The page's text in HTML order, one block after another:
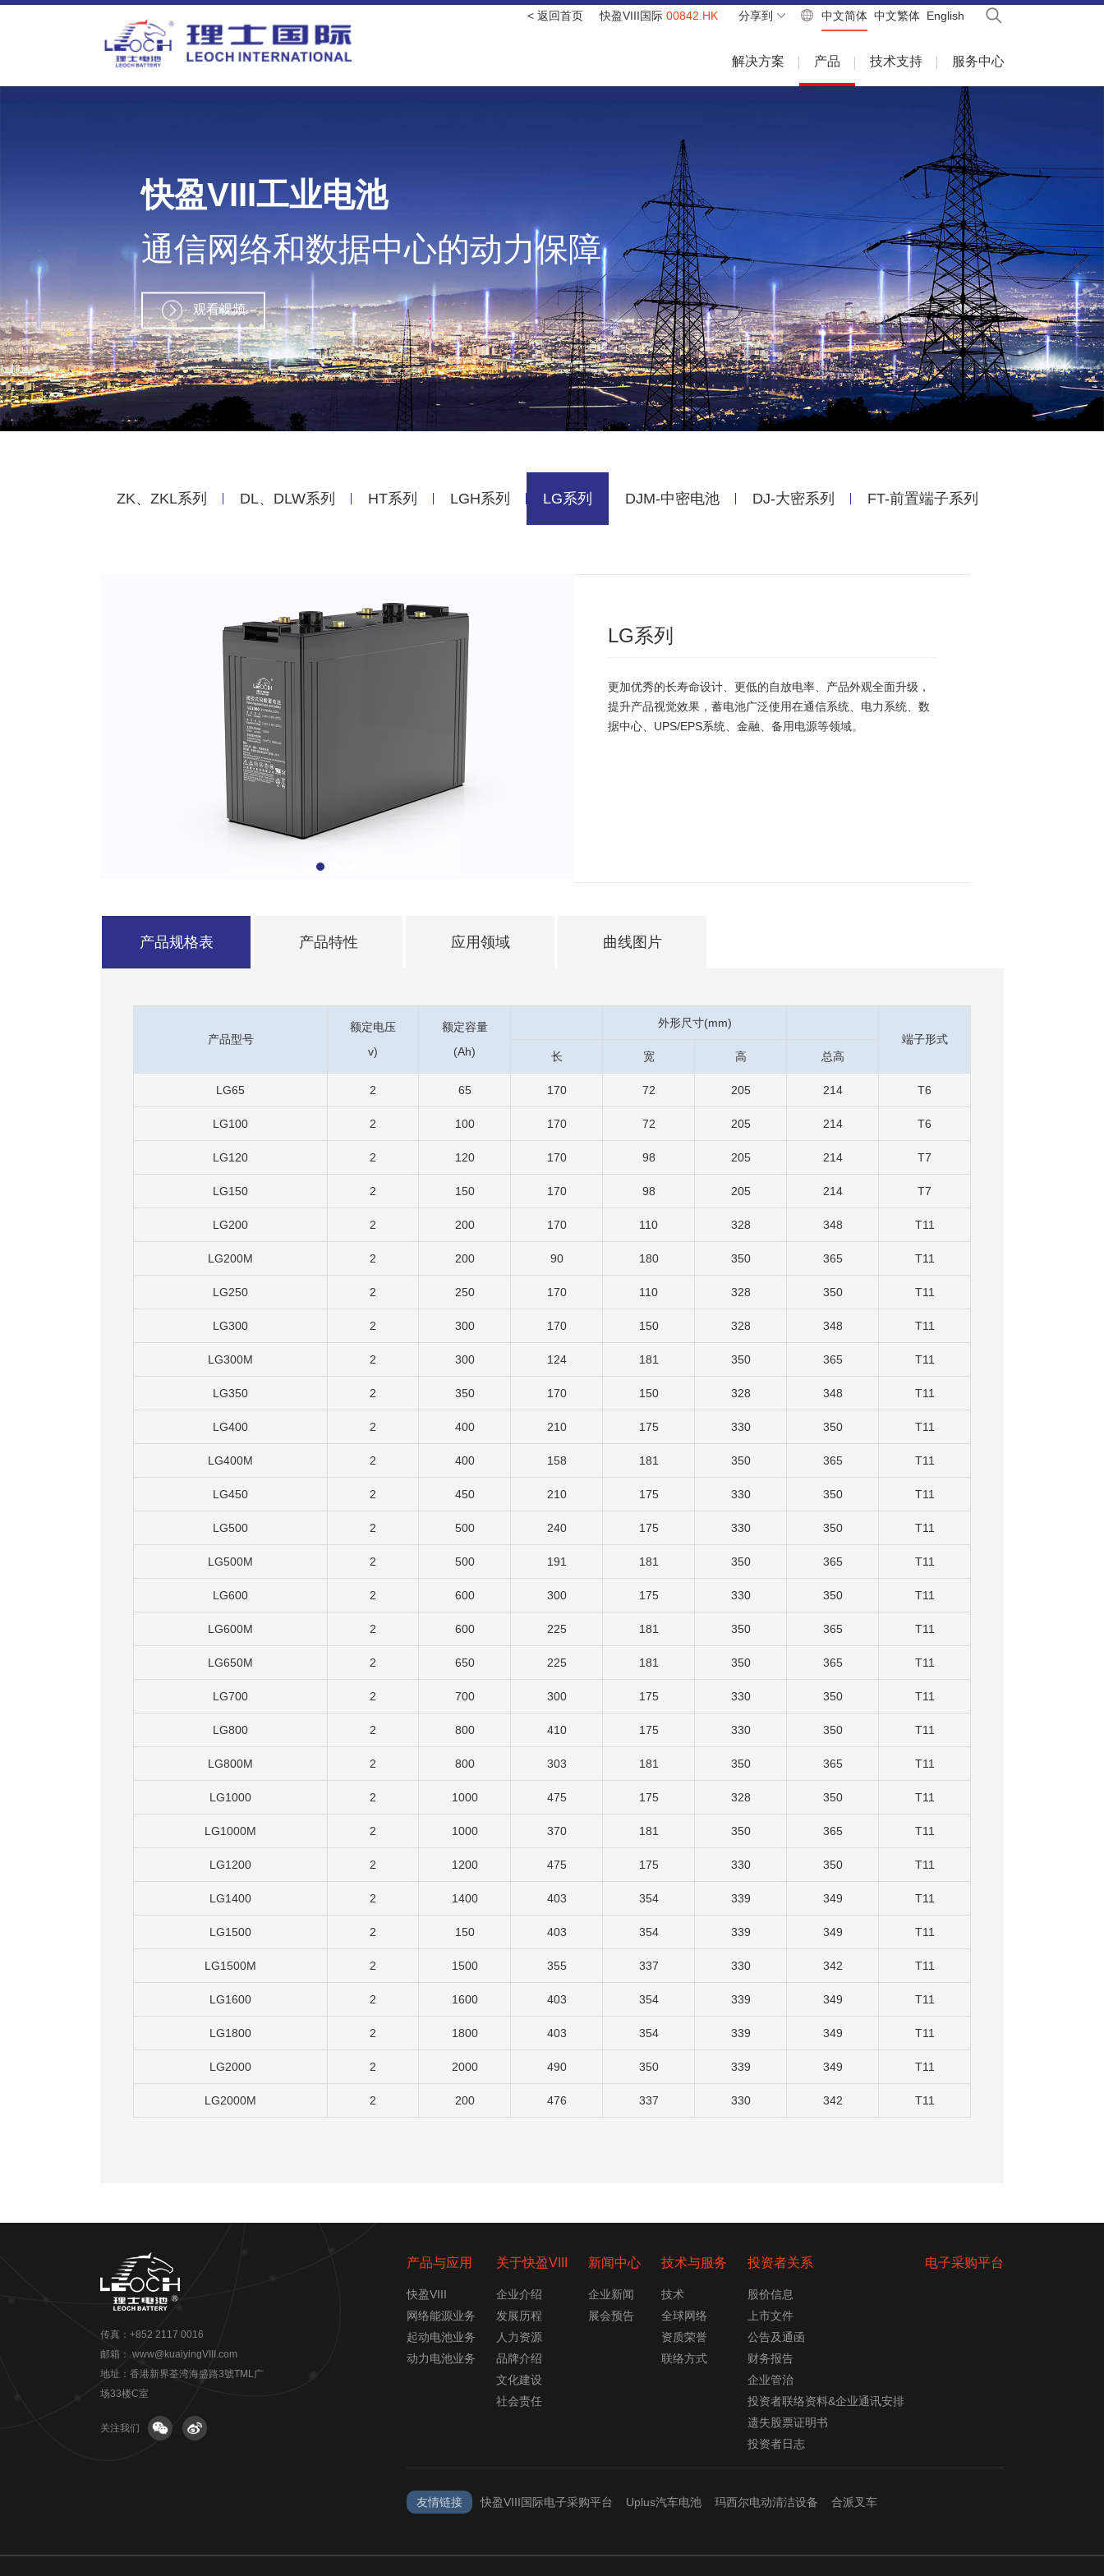
< 返回首页 快盈VIII国际 00842.HK 分享到 中文简体 中文繁体 English
解决方案 产品 技术支持 服务中心
快盈VIII工业电池
通信网络和数据中心的动力保障
观看视频
ZK、ZKL系列 DL、DLW系列 HT系列 LGH系列 LG系列 DJM-中密电池 DJ-大密系列 FT-前置端子系列
LG系列
更加优秀的长寿命设计、更低的自放电率、产品外观全面升级，
提升产品视觉效果，蓄电池广泛使用在通信系统、电力系统、数
据中心、UPS/EPS系统、金融、备用电源等领域。
产品规格表 产品特性 应用领域 曲线图片
产品型号
额定电压
v)
额定容量
(Ah)
外形尺寸(mm)
端子形式
长
宽 高 总高
LG65 2 65 170 72 205 214 T6
LG100 2 100 170 72 205 214 T6
LG120 2 120 170 98 205 214 T7
LG150 2 150 170 98 205 214 T7
LG200 2 200 170 110 328 348 T11
LG200M 2 200 90 180 350 365 T11
LG250 2 250 170 110 328 350 T11
LG300 2 300 170 150 328 348 T11
LG300M 2 300 124 181 350 365 T11
LG350 2 350 170 150 328 348 T11
LG400 2 400 210 175 330 350 T11
LG400M 2 400 158 181 350 365 T11
LG450 2 450 210 175 330 350 T11
LG500 2 500 240 175 330 350 T11
LG500M 2 500 191 181 350 365 T11
LG600 2 600 300 175 330 350 T11
LG600M 2 600 225 181 350 365 T11
LG650M 2 650 225 181 350 365 T11
LG700 2 700 300 175 330 350 T11
LG800 2 800 410 175 330 350 T11
LG800M 2 800 303 181 350 365 T11
LG1000 2 1000 475 175 328 350 T11
LG1000M 2 1000 370 181 350 365 T11
LG1200 2 1200 475 175 330 350 T11
LG1400 2 1400 403 354 339 349 T11
LG1500 2 150 403 354 339 349 T11
LG1500M 2 1500 355 337 330 342 T11
LG1600 2 1600 403 354 339 349 T11
LG1800 2 1800 403 354 339 349 T11
LG2000 2 2000 490 350 339 349 T11
LG2000M 2 200 476 337 330 342 T11
传真：+852 2117 0016
邮箱： www@kuaiyingVIII.com
地址：香港新界荃湾海盛路3號TML广
场33楼C室
关注我们
产品与应用
快盈VIII
网络能源业务
起动电池业务
动力电池业务
关于快盈VIII
企业介绍
发展历程
人力资源
品牌介绍
文化建设
社会责任
新闻中心
企业新闻
展会预告
技术与服务
技术
全球网络
资质荣誉
联络方式
投资者关系
股价信息
上市文件
公告及通函
财务报告
企业管治
投资者联络资料&企业通讯安排
遗失股票证明书
投资者日志
电子采购平台
友情链接 快盈VIII国际电子采购平台 Uplus汽车电池 玛西尔电动清洁设备 合派叉车